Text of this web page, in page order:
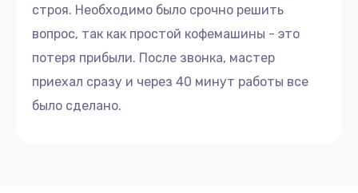
3000 руб.
Заказать
Замена кофемолки
строя. Необходимо было срочно решить
вопрос, так как простой кофемашины - это
потеря прибыли. После звонка, мастер
приехал сразу и через 40 минут работы все
было сделано.